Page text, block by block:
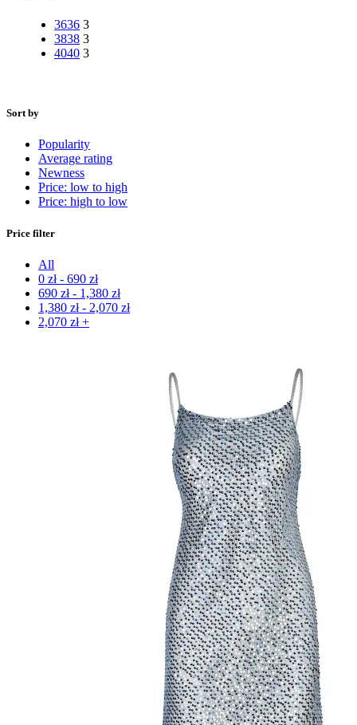
3636 3
3838 3
4040 3
Sort by
Popularity
Average rating
Newness
Price: low to high
Price: high to low
Price filter
All
0 zł- 690 zł
690 zł- 1,380 zł
1,380 zł- 2,070 zł
2,070 zł+